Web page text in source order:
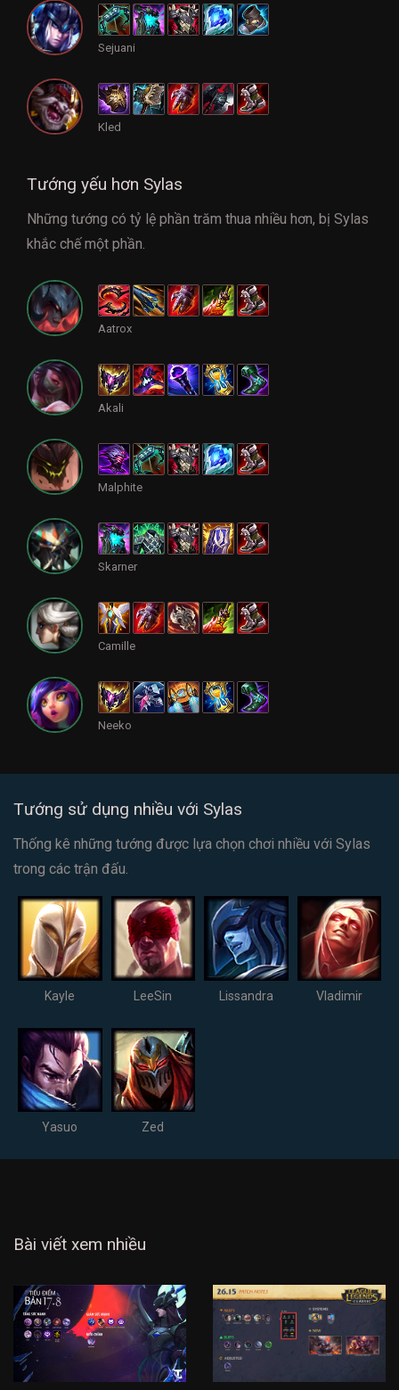
Sejuani
Kled
Tướng yếu hơn Sylas
Những tướng có tỷ lệ phần trăm thua nhiều hơn, bị Sylas
khắc chế một phần.
Aatrox
Akali
Malphite
Skarner
Camille
Neeko
Tướng sử dụng nhiều với Sylas
Thống kê những tướng được lựa chọn chơi nhiều với Sylas
trong các trận đấu.
Kayle LeeSin Lissandra Vladimir
Yasuo Zed
Bài viết xem nhiều